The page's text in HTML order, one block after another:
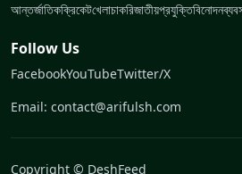
আন্তর্জাতিকক্রিকেটখেলাচাকরিজাতীয়প্রযুক্তিবিনোদন
Follow Us
FacebookYouTubeTwitter/X
Email: contact@arifulsh.com
Copyright © DeshFeed